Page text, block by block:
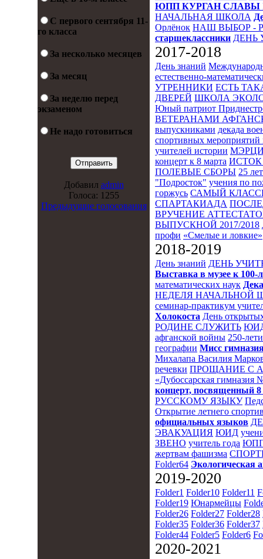
С первого сентября 11-
го класса
За несколько месяцев
За месяц
За неделю перед
экзаменом
Не надо готовиться
Добавил admin
Голоса: 1255
Предыдущие голосования
ЮПП КУРГАН СЛАВЫ
НАЧАЛЬНАЯ ШКОЛА
Орлёнок НАШ ВЫБОР -
старшеклассники ДЕНЬ
2017-2018
День знаний
естественно-
УТРЕННИКИ ЕСТЬ
ДВЕРЕЙ ШКОЛА
Юный патриот
ВЕТЕРАНАМИ
выпускниками декада
спортивных мероприятий
учителей истории
концерт к 8 марта ИСТОК
ПОЛЕВЫЕ СБОРЫ 25
"Подросток" учения по
горжусь САМЫЙ
СПАРТАКИАДА
ВРУЧЕНИЕ
ВЫПУСКНОЙ 2017/2018
профи «Смелые и ловкие»
2018-2019
День знаний ДЕНЬ
Выставка в музее к
математических наук
НЕДЕЛЯ НАЧАЛЬНОЙ
семинар-практикум
Холокоста День
РОДИНЕ СЛУЖИТЬ
афганской войны 250-
географии Мисс
Михалапа Василия
речевки ПРОЩАНИЕ С
«Дубоссарская гимназия
концерт, посвященный
РУССКОМУ ЯЗЫКУ
Открытие летнего
официальных языков
ЭВАКУАЦИЯ ЮИД
ЗВЕНО учитель года
жертвам фашизма
Folder64 Экологическая
2019-2020
Folder1 Folder10 Folder11
Folder19 Юнармейцы
Folder26 Folder27 Folder28
Folder35 Folder36 Folder37
Folder44 Folder5 Folder6
2020-2021